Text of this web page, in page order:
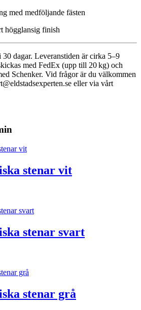
med medföljande fästen
högglansig finish
dagar. Leveranstiden är cirka 5–9
med FedEx (upp till 20 kg) och
Schenker. Vid frågor är du välkommen
eller via vårt
stenar vit
stenar svart
stenar grå